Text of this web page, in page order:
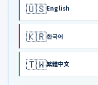
🇺🇸English
🇰🇷한국어
🇹🇼繁體中文